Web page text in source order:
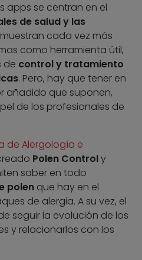
apps se centran en el
de salud y las
muestran cada vez más
como herramienta útil,
de control y tratamiento
. Pero, hay que tener en
añadido que suponen,
de los profesionales de
de Alergología e
Polen Controly
saber en todo
polen que hay en el
de alergia. A su vez, el
seguir la evolución de los
y relacionarlos con los